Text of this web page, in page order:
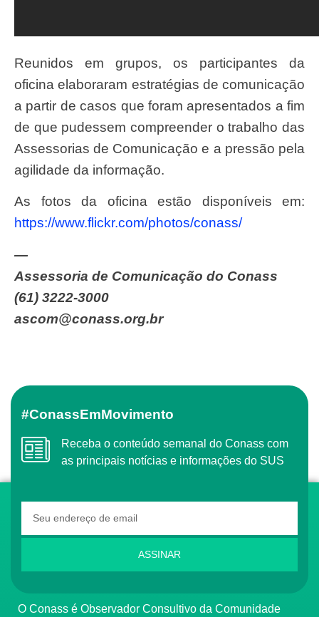
Reunidos em grupos, os participantes da
oficina elaboraram estratégias de comunicação
a partir de casos que foram apresentados a fim
de que pudessem compreender o trabalho das
Assessorias de Comunicação e a pressão pela
agilidade da informação.
As fotos da oficina estão disponíveis em:
https://www.flickr.com/photos/conass/
—
Assessoria de Comunicação do Conass
(61) 3222-3000
ascom@conass.org.br
#ConassEmMovimento
Receba o conteúdo semanal do Conass com
as principais notícias e informações do SUS
ASSINAR
O Conass é Observador Consultivo da Comunidade